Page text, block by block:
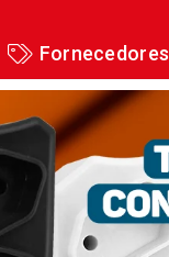
Fornecedores